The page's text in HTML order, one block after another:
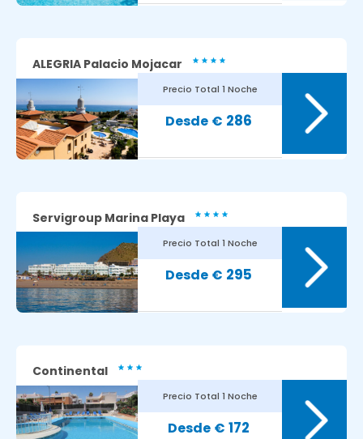
Avaliação dos nossos clientes:8.1
Avaliação dos nossos clientes:8.1
ALEGRIA Palacio Mojacar
Avaliação dos nossos clientes:9.1
Precio Total 1 Noche
€ 286
Servigroup Marina Playa
Precio Total 1 Noche
€ 295
Continental
Precio Total 1 Noche
€ 172